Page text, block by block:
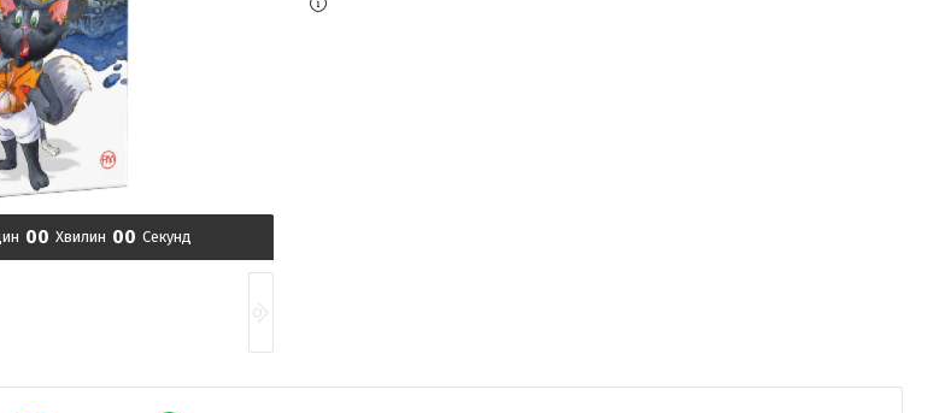
00 Хвилин 00 Секунд